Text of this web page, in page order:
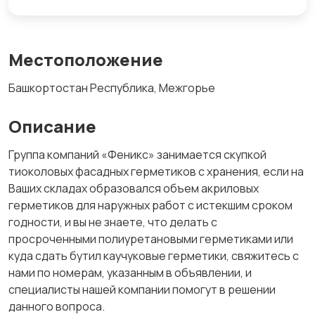
Местоположение
Башкортостан Республика, Межгорье
Описание
Группа компаний «Феникс» занимается скупкой
тиоколовых фасадных герметиков с хранения, если на
Ваших складах образовался объем акриловых
герметиков для наружных работ с истекшим сроком
годности, и вы не знаете, что делать с
просроченными полиуретановыми герметиками или
куда сдать бутил каучуковые герметики, свяжитесь с
нами по номерам, указанным в объявлении, и
специалисты нашей компании помогут в решении
данного вопроса.